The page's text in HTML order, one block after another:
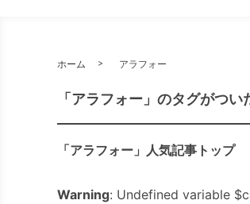
ホーム アラフォー
「アラフォー」のタグがつい
「アラフォー」人気記事トップ
Warning: Undefined variable